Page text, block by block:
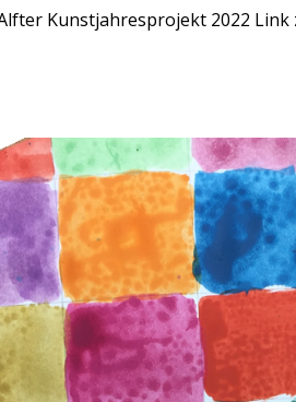
Kunstjahresprojekt 2022 Link